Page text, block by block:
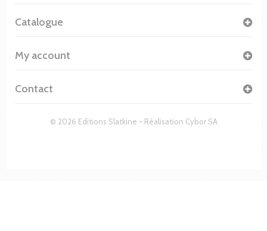
© 2026 Editions Slatkine - Réalisation Cybor SA
Catalogue
My account
Contact